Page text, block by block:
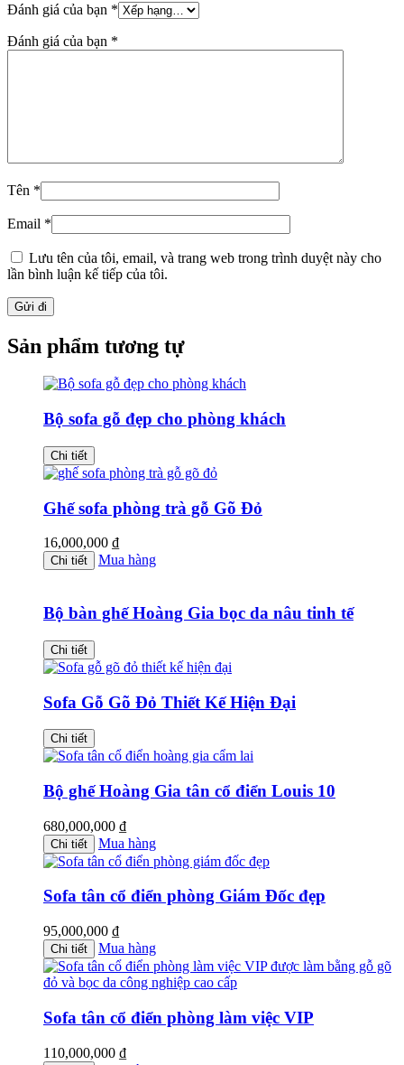
Đánh giá của bạn *
Đánh giá của bạn *
Tên *
Email *
Lưu tên của tôi, email, và trang web trong trình duyệt này cho
lần bình luận kế tiếp của tôi.
Sản phẩm tương tự
Bộ sofa gỗ đẹp cho phòng khách
Chi tiết
Ghế sofa phòng trà gỗ Gõ Đỏ
16,000,000 ₫
Chi tiết Mua hàng
Bộ bàn ghế Hoàng Gia bọc da nâu tinh tế
Chi tiết
Sofa Gỗ Gõ Đỏ Thiết Kế Hiện Đại
Chi tiết
Bộ ghế Hoàng Gia tân cổ điển Louis 10
680,000,000 ₫
Chi tiết Mua hàng
Sofa tân cổ điển phòng Giám Đốc đẹp
95,000,000 ₫
Chi tiết Mua hàng
Sofa tân cổ điển phòng làm việc VIP
110,000,000 ₫